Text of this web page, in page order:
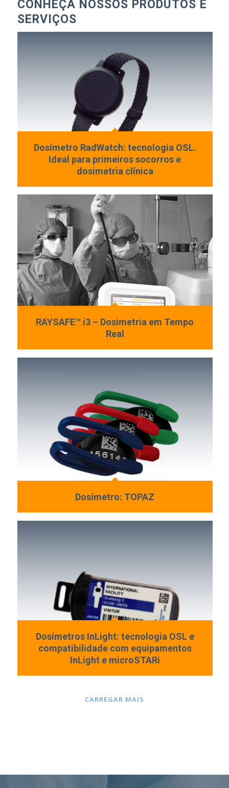
CONHEÇA NOSSOS PRODUTOS E
SERVIÇOS
Dosímetro RadWatch: tecnologia OSL.
Ideal para primeiros socorros e
dosimetria clínica
RAYSAFE™ i3 – Dosimetria em Tempo
Real
Dosímetro: TOPAZ
Dosímetros InLight: tecnologia OSL e
compatibilidade com equipamentos
InLight e microSTARi
CARREGAR MAIS